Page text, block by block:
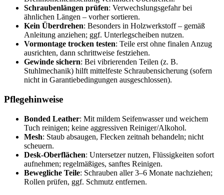
Schraubenlängen prüfen: Verwechslungsgefahr bei
ähnlichen Längen – vorher sortieren.
Kein Überdrehen: Besonders in Holzwerkstoff – gemäß
Anleitung anziehen; ggf. Unterlegscheiben nutzen.
Vormontage trocken testen: Teile erst ohne finalen Anzug
ausrichten, dann schrittweise festziehen.
Gewinde sichern: Bei vibrierenden Teilen (z. B.
Stuhlmechanik) hilft mittelfeste Schraubensicherung (sofern
nicht in Garantiebedingungen ausgeschlossen).
Pflegehinweise
Bonded Leather: Mit mildem Seifenwasser und weichem
Tuch reinigen; keine aggressiven Reiniger/Alkohol.
Mesh: Staub absaugen, Flecken zeitnah behandeln; nicht
scheuern.
Desk-Oberflächen: Untersetzer nutzen, Flüssigkeiten sofort
aufnehmen; regelmäßiges, sanftes Reinigen.
Bewegliche Teile: Schrauben aller 3–6 Monate nachziehen;
Rollen prüfen, ggf. Schmutz entfernen.